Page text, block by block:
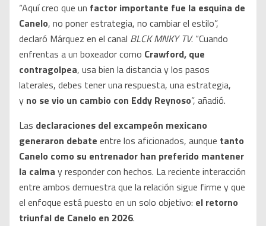
“Aquí creo que un factor importante fue la esquina de
Canelo, no poner estrategia, no cambiar el estilo”,
declaró Márquez en el canal BLCK MNKY TV. “Cuando
enfrentas a un boxeador como Crawford, que
contragolpea, usa bien la distancia y los pasos
laterales, debes tener una respuesta, una estrategia,
y no se vio un cambio con Eddy Reynoso”, añadió.
Las declaraciones del excampeón mexicano
generaron debate entre los aficionados, aunque tanto
Canelo como su entrenador han preferido mantener
la calma y responder con hechos. La reciente interacción
entre ambos demuestra que la relación sigue firme y que
el enfoque está puesto en un solo objetivo: el retorno
triunfal de Canelo en 2026.